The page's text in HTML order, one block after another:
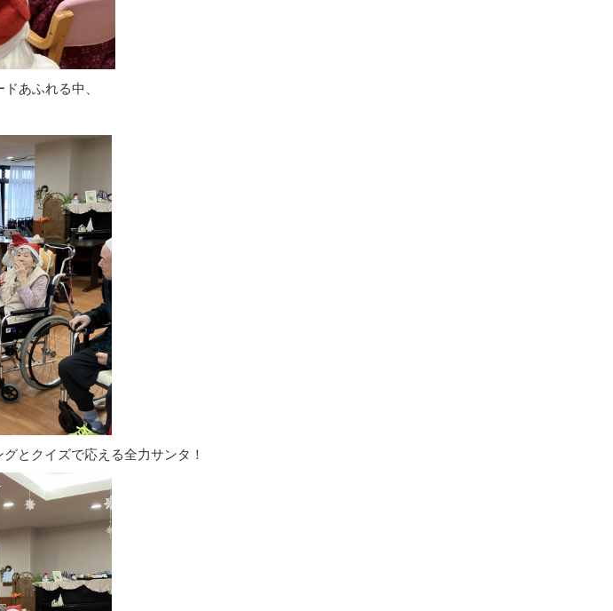
あふれる中、
とクイズで応える全力サンタ！